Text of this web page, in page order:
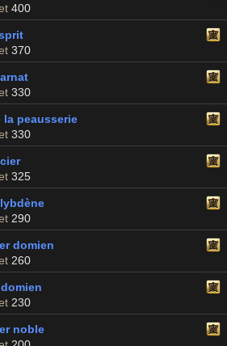
400
370
330
peausserie
330
325
290
domien
260
230
noble